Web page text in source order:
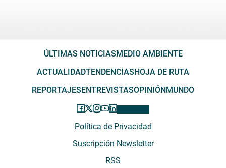
ÚLTIMAS NOTICIASMEDIO AMBIENTE
ACTUALIDADTENDENCIASHOJA DE RUTA
REPORTAJESENTREVISTASOPINIÓNMUNDO
Política de Privacidad
Suscripción Newsletter
RSS